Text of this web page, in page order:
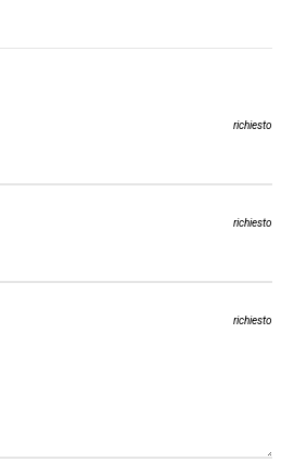
richiesto
richiesto
richiesto